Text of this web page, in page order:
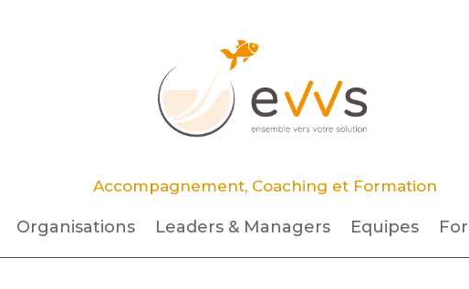
Accompagnement, Coaching et Formation
Organisations Leaders & Managers Equipes